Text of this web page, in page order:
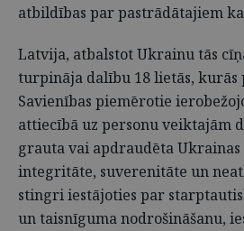
atbildības par pastrādātajiem
Latvija, atbalstot Ukrainu tās
turpināja dalību 18 lietās, kurās
Savienības piemērotie
attiecībā uz personu veiktajām
grauta vai apdraudēta
integritāte, suverenitāte un
stingri iestājoties par
un taisnīguma nodrošināšanu,